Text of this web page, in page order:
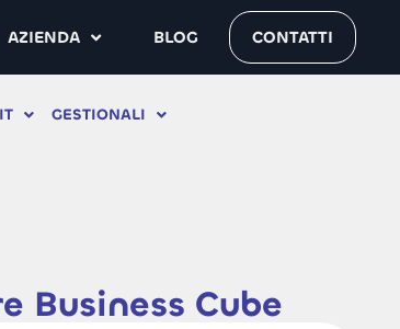
AZIENDA BLOG CONTATTI
GESTIONALI
Business Cube